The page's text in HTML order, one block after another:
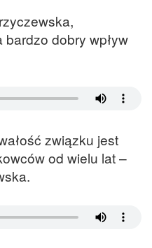
bardzo dobry wpływ
związku jest
od wielu lat –